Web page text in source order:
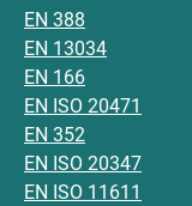
EN 388
EN 13034
EN 166
EN ISO 20471
EN 352
EN ISO 20347
EN ISO 11611